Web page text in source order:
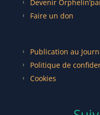
Devenir
Faire un don
Publication au
Politique de
Cookies